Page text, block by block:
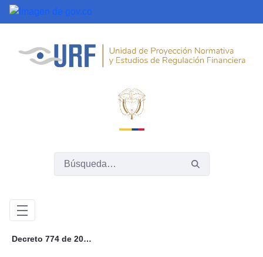
Saltar al contenido principal
Decreto 774 de 2018